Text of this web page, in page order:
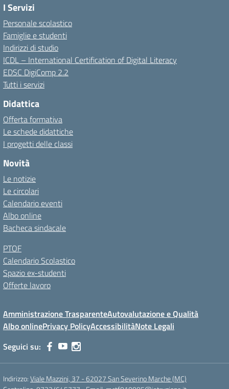
I Servizi
Personale scolastico
Famiglie e studenti
Indirizzi di studio
ICDL – International Certification of Digital Literacy
EDSC DigiComp 2.2
Tutti i servizi
Didattica
Offerta formativa
Le schede didattiche
I progetti delle classi
Novità
Le notizie
Le circolari
Calendario eventi
Albo online
Bacheca sindacale
PTOF
Calendario Scolastico
Spazio ex-studenti
Offerte lavoro
Amministrazione TrasparenteAutovalutazione e Qualità
Albo onlinePrivacy PolicyAccessibilitàNote Legali
Seguici su:
Indirizzo:Viale Mazzini, 37 - 62027 San Severino Marche (MC)